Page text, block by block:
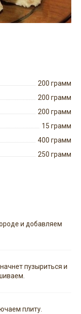
200 грамм
200 грамм
200 грамм
15 грамм
400 грамм
250 грамм
и добавляем
пузыриться и
плиту.